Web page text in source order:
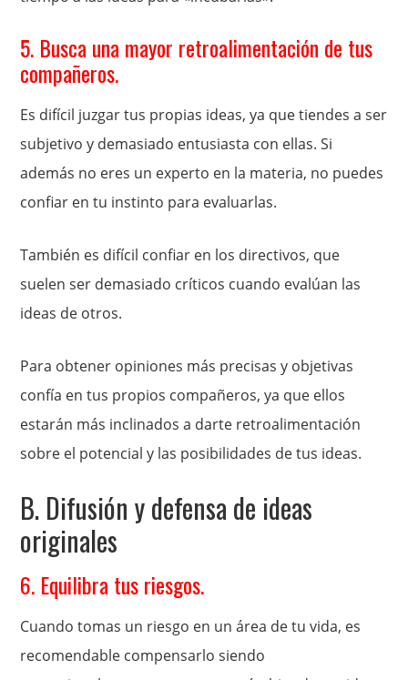
5. Busca una mayor retroalimentación de tus
compañeros.
Es difícil juzgar tus propias ideas, ya que tiendes a ser
subjetivo y demasiado entusiasta con ellas. Si
además no eres un experto en la materia, no puedes
confiar en tu instinto para evaluarlas.
También es difícil confiar en los directivos, que
suelen ser demasiado críticos cuando evalúan las
ideas de otros.
Para obtener opiniones más precisas y objetivas
confía en tus propios compañeros, ya que ellos
estarán más inclinados a darte retroalimentación
sobre el potencial y las posibilidades de tus ideas.
B. Difusión y defensa de ideas
originales
6. Equilibra tus riesgos.
Cuando tomas un riesgo en un área de tu vida, es
recomendable compensarlo siendo